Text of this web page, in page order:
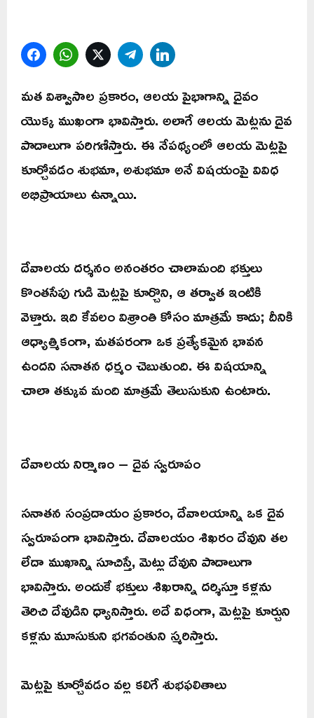
FacebookWhatsAppTwitterTelegram
మత విశ్వాసాల ప్రకారం, ఆలయ పైభాగాన్ని దైవం
యొక్క ముఖంగా భావిస్తారు. అలాగే ఆలయ మెట్లను దైవ
పాదాలుగా పరిగణిస్తారు. ఈ నేపథ్యంలో ఆలయ మెట్లపై
కూర్చోవడం శుభమా, అశుభమా అనే విషయంపై వివిధ
అభిప్రాయాలు ఉన్నాయి.
దేవాలయ దర్శనం అనంతరం చాలామంది భక్తులు
కొంతసేపు గుడి మెట్లపై కూర్చొని, ఆ తర్వాత ఇంటికి
వెళ్తారు. ఇది కేవలం విశ్రాంతి కోసం మాత్రమే కాదు; దీనికి
ఆధ్యాత్మికంగా, మతపరంగా ఒక ప్రత్యేకమైన భావన
ఉందని సనాతన ధర్మం చెబుతుంది. ఈ విషయాన్ని
చాలా తక్కువ మంది మాత్రమే తెలుసుకుని ఉంటారు.
దేవాలయ నిర్మాణం – దైవ స్వరూపం
సనాతన సంప్రదాయం ప్రకారం, దేవాలయాన్ని ఒక దైవ
స్వరూపంగా భావిస్తారు. దేవాలయం శిఖరం దేవుని తల
లేదా ముఖాన్ని సూచిస్తే, మెట్లు దేవుని పాదాలుగా
భావిస్తారు. అందుకే భక్తులు శిఖరాన్ని దర్శిస్తూ కళ్లను
తెరిచి దేవుడిని ధ్యానిస్తారు. అదే విధంగా, మెట్లపై కూర్చుని
కళ్లను మూసుకుని భగవంతుని స్మరిస్తారు.
మెట్లపై కూర్చోవడం వల్ల కలిగే శుభఫలితాలు